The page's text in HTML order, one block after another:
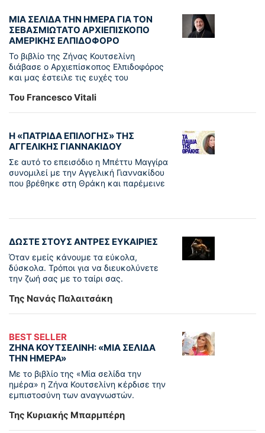
ΜΙΑ ΣΕΛΙΔΑ ΤΗΝ ΗΜΕΡΑ ΓΙΑ ΤΟΝ
ΣΕΒΑΣΜΙΩΤΑΤΟ ΑΡΧΙΕΠΙΣΚΟΠΟ
ΑΜΕΡΙΚΗΣ ΕΛΠΙΔΟΦΟΡΟ
Το βιβλίο της Ζήνας Κουτσελίνη
διάβασε ο Αρχιεπίσκοπος Ελπιδοφόρος
και μας έστειλε τις ευχές του
Του Francesco Vitali
Η «ΠΑΤΡΊΔΑ ΕΠΙΛΟΓΉΣ» ΤΗΣ
ΑΓΓΕΛΙΚΉΣ ΓΙΑΝΝΑΚΊΔΟΥ
Σε αυτό το επεισόδιο η Μπέττυ Μαγγίρα
συνομιλεί με την Αγγελική Γιαννακίδου
που βρέθηκε στη Θράκη και παρέμεινε
ΔΩΣΤΕ ΣΤΟΥΣ ΑΝΤΡΕΣ ΕΥΚΑΙΡΙΕΣ
Όταν εμείς κάνουμε τα εύκολα,
δύσκολα. Τρόποι για να διευκολύνετε
την ζωή σας με το ταίρι σας.
Της Νανάς Παλαιτσάκη
BEST SELLER
ΖΗΝΑ ΚΟΥΤΣΕΛΙΝΗ: «ΜΙΑ ΣΕΛΙΔΑ
ΤΗΝ ΗΜΕΡΑ»
Με το βιβλίο της «Μία σελίδα την
ημέρα» η Ζήνα Κουτσελίνη κέρδισε την
εμπιστοσύνη των αναγνωστών.
Της Κυριακής Μπαρμπέρη